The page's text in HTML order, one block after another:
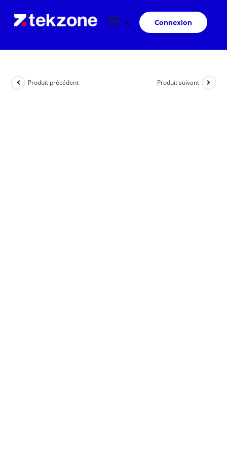
Connexion
Produit précédent Produit suivant